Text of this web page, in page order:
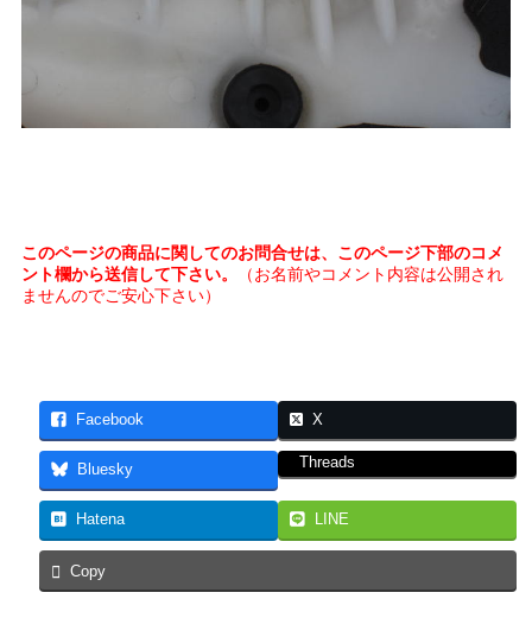
このページの商品に関してのお問合せは、このページ下部のコメ
ント欄から送信して下さい。
（お名前やコメント内容は公開され
ませんのでご安心下さい）
Facebook X
Bluesky Threads
Hatena LINE
Copy